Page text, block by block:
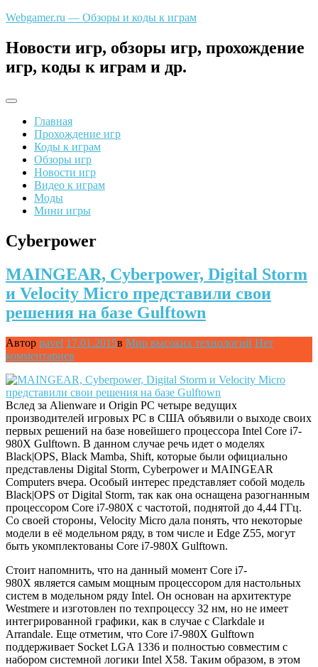
Перейти
содержимому
Webgamer.ru — Обзоры и коды к играм
Новости игр, обзоры игр, прохождение
игр, коды к играм и др.
Главная
Прохождение игр
Коды к играм
Обзоры игр
Новости игр
Видео к играм
Моды
Мини игры
Cyberpower
MAINGEAR, Cyberpower, Digital Storm
и Velocity Micro представили свои
решения на базе Gulftown
Автор pavel 17.01.2015в Мир высоких технологий Нет
комментариев
Вслед за Alienware и Origin PC четыре ведущих
производителей игровых PC в США объявили о выходе своих
первых решений на базе новейшего процессора Intel Core i7-
980X Gulftown. В данном случае речь идет о моделях
Black|OPS, Black Mamba, Shift, которые были официально
представлены Digital Storm, Cyberpower и MAINGEAR
Computers вчера. Особый интерес представляет собой модель
Black|OPS от Digital Storm, так как она оснащена разогнанным
процессором Core i7-980X с частотой, поднятой до 4,44 ГГц.
Со своей стороны, Velocity Micro дала понять, что некоторые
модели в её модельном ряду, в том числе и Edge Z55, могут
быть укомплектованы Core i7-980X Gulftown.
Стоит напомнить, что на данный момент Core i7-
980X является самым мощным процессором для настольных
систем в модельном ряду Intel. Он основан на архитектуре
Westmere и изготовлен по техпроцессу 32 нм, но не имеет
интегрированной графики, как в случае с Clarkdale и
Arrandale. Еще отметим, что Core i7-980X Gulftown
поддерживает Socket LGA 1336 и полностью совместим с
набором системной логики Intel X58. Таким образом, в этом